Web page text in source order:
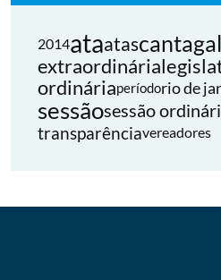
2014ataatas
extraordinária
ordináriaperíodorio de
sessãosessão
transparênciavereadores